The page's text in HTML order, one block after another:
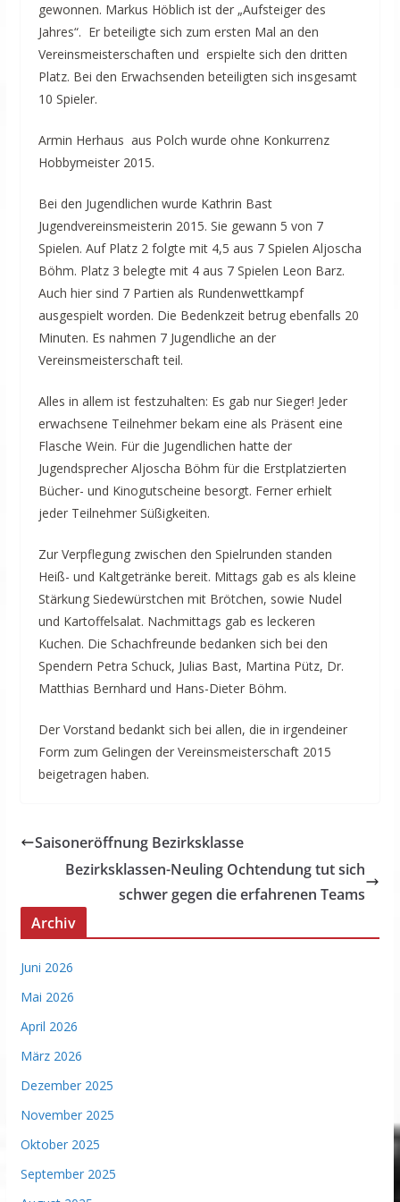
gewonnen. Markus Höblich ist der „Aufsteiger des
Jahres“. Er beteiligte sich zum ersten Mal an den
Vereinsmeisterschaften und erspielte sich den dritten
Platz. Bei den Erwachsenden beteiligten sich insgesamt
10 Spieler.
Armin Herhaus aus Polch wurde ohne Konkurrenz
Hobbymeister 2015.
Bei den Jugendlichen wurde Kathrin Bast
Jugendvereinsmeisterin 2015. Sie gewann 5 von 7
Spielen. Auf Platz 2 folgte mit 4,5 aus 7 Spielen Aljoscha
Böhm. Platz 3 belegte mit 4 aus 7 Spielen Leon Barz.
Auch hier sind 7 Partien als Rundenwettkampf
ausgespielt worden. Die Bedenkzeit betrug ebenfalls 20
Minuten. Es nahmen 7 Jugendliche an der
Vereinsmeisterschaft teil.
Alles in allem ist festzuhalten: Es gab nur Sieger! Jeder
erwachsene Teilnehmer bekam eine als Präsent eine
Flasche Wein. Für die Jugendlichen hatte der
Jugendsprecher Aljoscha Böhm für die Erstplatzierten
Bücher- und Kinogutscheine besorgt. Ferner erhielt
jeder Teilnehmer Süßigkeiten.
Zur Verpflegung zwischen den Spielrunden standen
Heiß- und Kaltgetränke bereit. Mittags gab es als kleine
Stärkung Siedewürstchen mit Brötchen, sowie Nudel
und Kartoffelsalat. Nachmittags gab es leckeren
Kuchen. Die Schachfreunde bedanken sich bei den
Spendern Petra Schuck, Julias Bast, Martina Pütz, Dr.
Matthias Bernhard und Hans-Dieter Böhm.
Der Vorstand bedankt sich bei allen, die in irgendeiner
Form zum Gelingen der Vereinsmeisterschaft 2015
beigetragen haben.
Saisoneröffnung Bezirksklasse
Bezirksklassen-Neuling Ochtendung tut sich
schwer gegen die erfahrenen Teams
Archiv
Juni 2026
Mai 2026
April 2026
März 2026
Dezember 2025
November 2025
Oktober 2025
September 2025